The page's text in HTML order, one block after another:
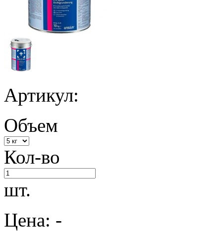
Артикул:
Объем
Кол-во
шт.
Цена: -